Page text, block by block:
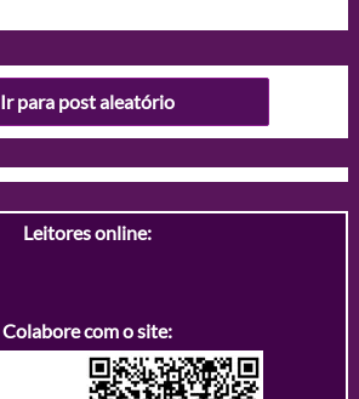
Ir para post aleatório
Leitores online:
Colabore com o site: